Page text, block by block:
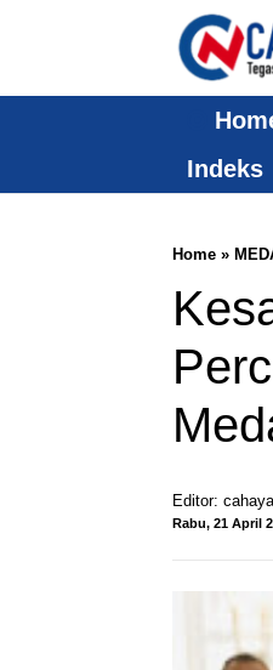
Indeks
Home »
Editor:
Rabu, 21 April